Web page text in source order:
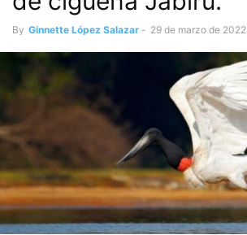
By Ginnette López Salazar - 29 de marzo de 2022